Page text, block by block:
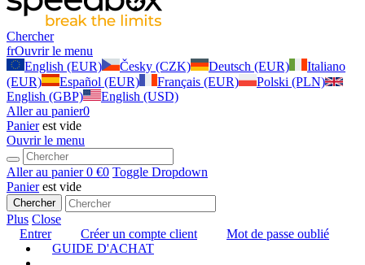
Chercher
frOuvrir le menu
English (EUR)
Česky (CZK) Deutsch (EUR)
Italiano
(EUR)
Español (EUR) Français (EUR)
Polski (PLN)
English (GBP)
English (USD)
Aller au panier0
Panierest vide
Ouvrir le menu
Aller au panier0 €0 Toggle Dropdown
Panierest vide
Chercher
Plus Close
Entrer
Créer un compte client
Mot de passe oublié
GUIDE D'ACHAT